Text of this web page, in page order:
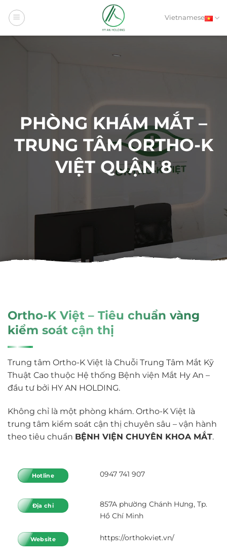
qua
Vietnamese
PHÒNG KHÁM MẮT –
TRUNG TÂM ORTHO-K
VIỆT QUẬN 8
Ortho-K Việt – Tiêu chuẩn vàng
kiểm soát cận thị
Trung tâm Ortho-K Việt là Chuỗi Trung Tâm Mắt Kỹ
Thuật Cao thuộc Hệ thống Bệnh viện Mắt Hy An –
đầu tư bởi HY AN HOLDING.
Không chỉ là một phòng khám. Ortho-K Việt là
trung tâm kiểm soát cận thị chuyên sâu – vận hành
theo tiêu chuẩn BỆNH VIỆN CHUYÊN KHOA MẮT.
Hotline 0947 741 907
Địa chỉ
857A phường Chánh Hưng, Tp.
Hồ Chí Minh
Website https://orthokviet.vn/